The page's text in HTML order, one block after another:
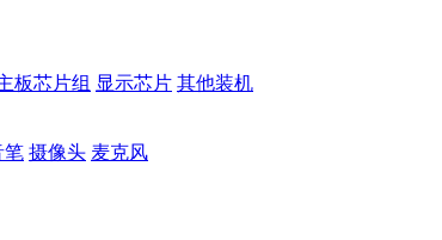
板芯片组 显示芯片 其他装机
笔 摄像头 麦克风